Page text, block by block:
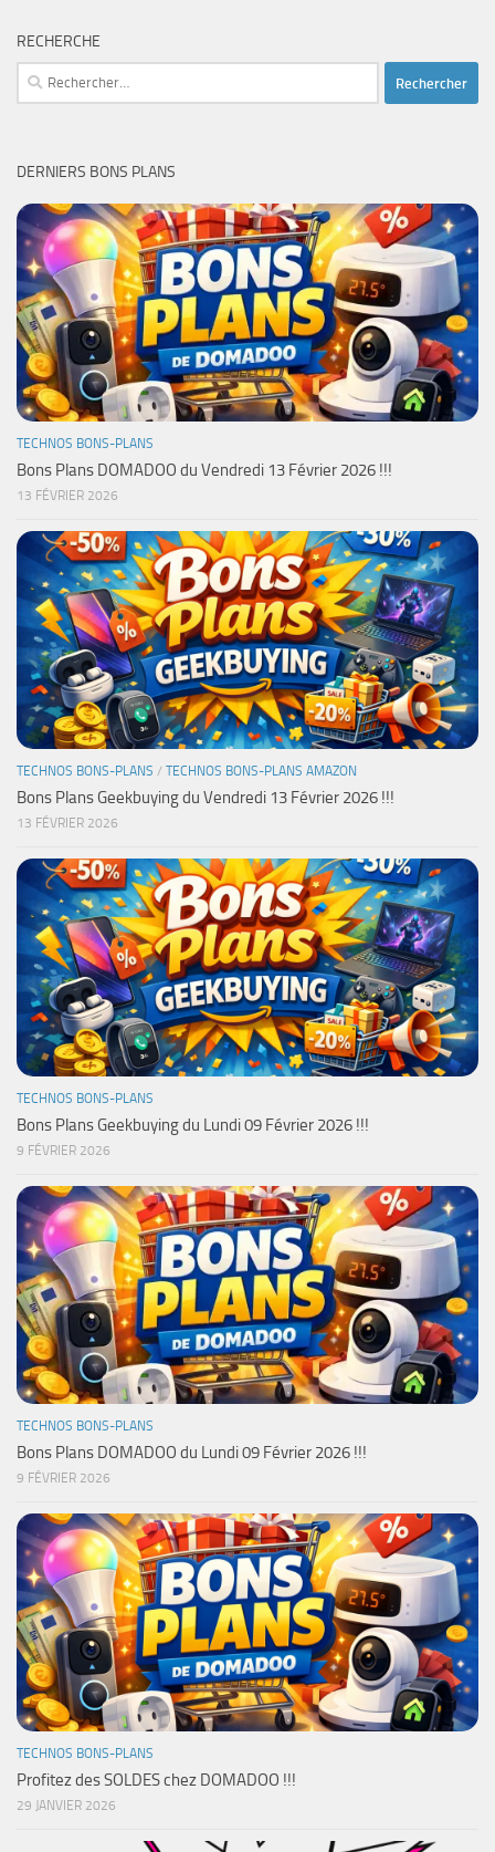
RECHERCHE
Rechercher :
DERNIERS BONS PLANS
TECHNOS BONS-PLANS
Bons Plans DOMADOO du Vendredi 13 Février 2026 !!!
13 FÉVRIER 2026
TECHNOS BONS-PLANS / TECHNOS BONS-PLANS AMAZON
Bons Plans Geekbuying du Vendredi 13 Février 2026 !!!
13 FÉVRIER 2026
TECHNOS BONS-PLANS
Bons Plans Geekbuying du Lundi 09 Février 2026 !!!
9 FÉVRIER 2026
TECHNOS BONS-PLANS
Bons Plans DOMADOO du Lundi 09 Février 2026 !!!
9 FÉVRIER 2026
TECHNOS BONS-PLANS
Profitez des SOLDES chez DOMADOO !!!
29 JANVIER 2026